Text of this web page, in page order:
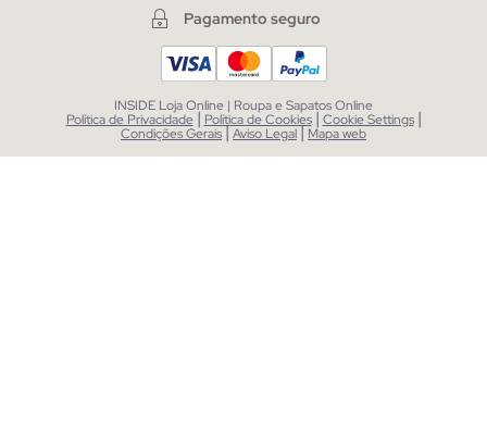
Pagamento seguro
INSIDE Loja Online | Roupa e Sapatos Online
Política de Privacidade | Política de Cookies | Cookie Settings |
Condições Gerais|Aviso Legal| Mapa web